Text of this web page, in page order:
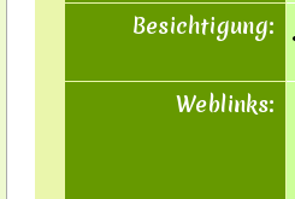
Besichtigung:
Weblinks: